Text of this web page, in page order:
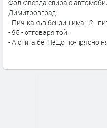
Фолкзвезда спира с
Димитровград.
- Пич, какъв бензин имаш? -
- 95 - отговаря той.
- А стига бе! Нещо по-прясно